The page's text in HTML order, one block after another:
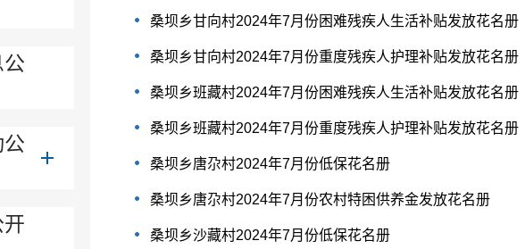
桑坝乡甘向村2024年7月份困难残疾人生活补贴发放花名册
桑坝乡甘向村2024年7月份重度残疾人护理补贴发放花名册
桑坝乡班藏村2024年7月份困难残疾人生活补贴发放花名册
桑坝乡班藏村2024年7月份重度残疾人护理补贴发放花名册
桑坝乡唐尕村2024年7月份低保花名册
桑坝乡唐尕村2024年7月份农村特困供养金发放花名册
桑坝乡沙藏村2024年7月份低保花名册